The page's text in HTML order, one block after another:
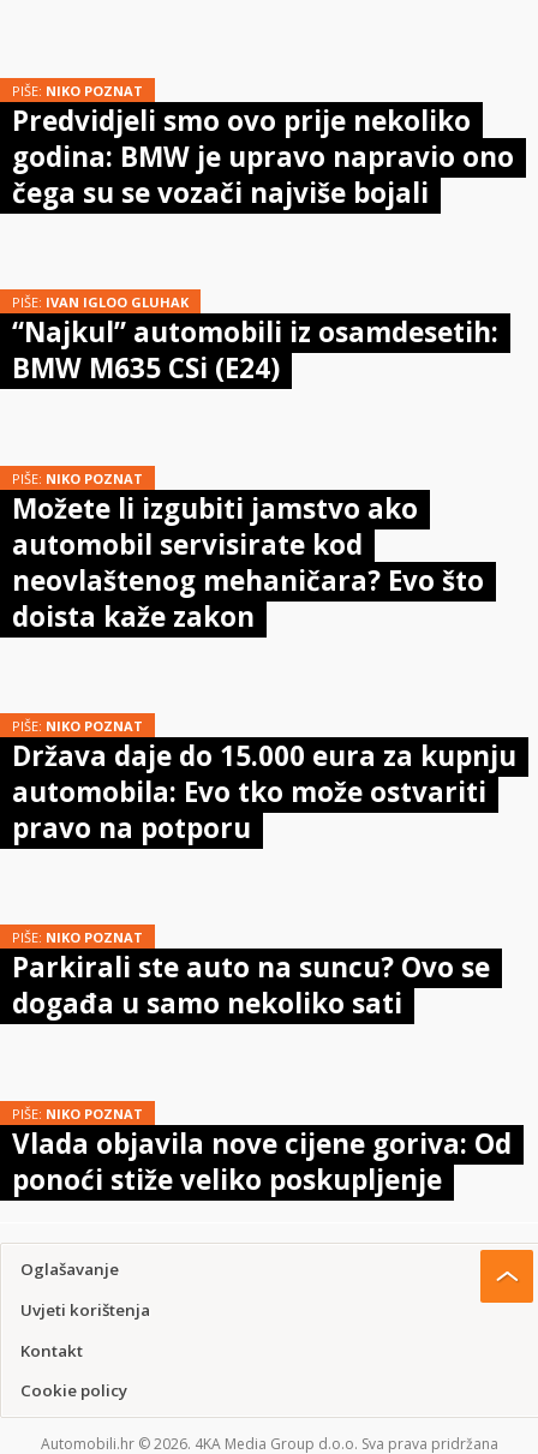
PIŠE: NIKO POZNAT
Predvidjeli smo ovo prije nekoliko
godina: BMW je upravo napravio ono
čega su se vozači najviše bojali
PIŠE: IVAN IGLOO GLUHAK
“Najkul” automobili iz osamdesetih:
BMW M635 CSi (E24)
PIŠE: NIKO POZNAT
Možete li izgubiti jamstvo ako
automobil servisirate kod
neovlaštenog mehaničara? Evo što
doista kaže zakon
PIŠE: NIKO POZNAT
Država daje do 15.000 eura za kupnju
automobila: Evo tko može ostvariti
pravo na potporu
PIŠE: NIKO POZNAT
Parkirali ste auto na suncu? Ovo se
događa u samo nekoliko sati
PIŠE: NIKO POZNAT
Vlada objavila nove cijene goriva: Od
ponoći stiže veliko poskupljenje
Oglašavanje
Uvjeti korištenja
Kontakt
Cookie policy
Automobili.hr © 2026. 4KA Media Group d.o.o. Sva prava pridržana